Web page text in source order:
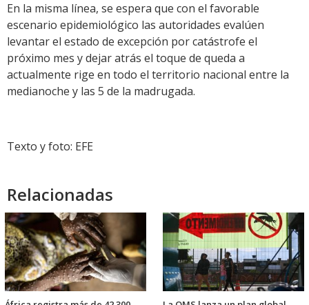
En la misma línea, se espera que con el favorable
escenario epidemiológico las autoridades evalúen
levantar el estado de excepción por catástrofe el
próximo mes y dejar atrás el toque de queda a
actualmente rige en todo el territorio nacional entre la
medianoche y las 5 de la madrugada.
Texto y foto: EFE
Relacionadas